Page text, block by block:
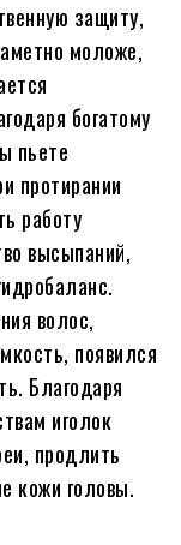
защиту,
моложе,
богатому
пьете
протирании
работу
высыпаний,
волос,
появился
Благодаря
иголок
продлить
кожи головы.